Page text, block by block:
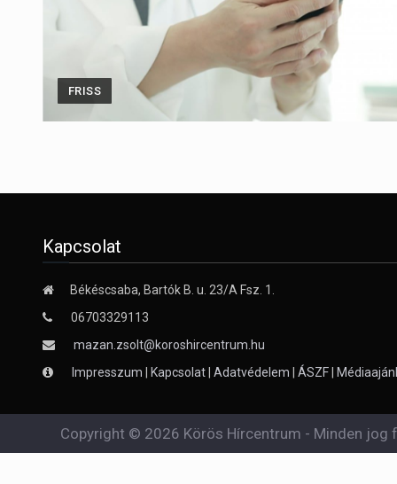
FRISS
Kapcsolat
Békéscsaba, Bartók B. u. 23/A Fsz. 1.
06703329113
mazan.zsolt@koroshircentrum.hu
Impresszum | Kapcsolat| Adatvédelem | ÁSZF|
Copyright © 2026 Körös Hírcentrum - Minden jog